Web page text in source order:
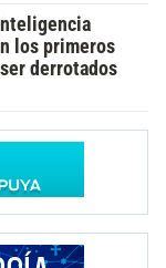
los primeros
derrotados